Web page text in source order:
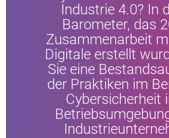
Industrie 4.0? In
Barometer, das
Zusammenarbeit
Digitale erstellt
Sie eine
der Praktiken im
Cybersicherheit